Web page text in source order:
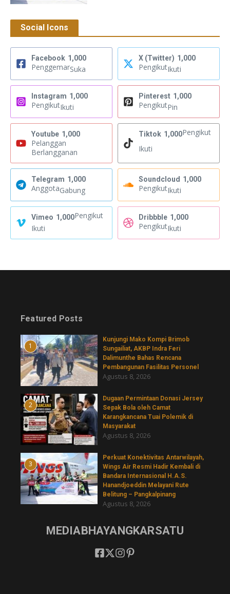
Social Icons
Facebook 1,000
PenggemarSuka
X (Twitter) 1,000
PengikutIkuti
Instagram 1,000
PengikutIkuti
Pinterest 1,000
PengikutPin
Youtube 1,000
Pelanggan
Berlangganan
Tiktok 1,000Pengikut
Ikuti
Telegram 1,000
AnggotaGabung
Soundcloud 1,000
PengikutIkuti
Vimeo 1,000Pengikut
Ikuti
Dribbble 1,000
PengikutIkuti
Featured Posts
1
Kunjungi Mako Kompi Brimob
Sungailiat, AKBP Indra Feri
Dalimunthe Bahas Rencana
Pembangunan Fasilitas Personel
Agustus 8, 2026
2
‎Dugaan Permintaan Donasi Jersey
Sepak Bola oleh Camat
Karangkancana Tuai Polemik di
Masyarakat
Agustus 8, 2026
3
Perkuat Konektivitas Antarwilayah,
Wings Air Resmi Hadir Kembali di
Bandara Internasional H.A.S.
Hanandjoeddin Melayani Rute
Belitung – Pangkalpinang
Agustus 8, 2026
MEDIABHAYANGKARSATU